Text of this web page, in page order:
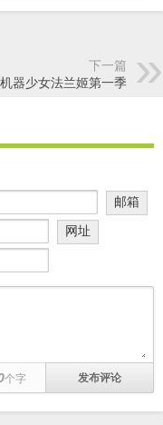
下一篇
机器少女法兰姬第一季
邮箱
网址
个字